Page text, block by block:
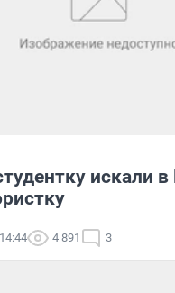
искали
4 891 3